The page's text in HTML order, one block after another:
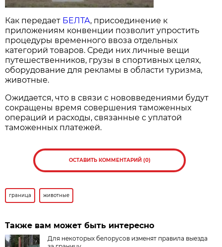
Как передает БЕЛТА, присоединение к
приложениям конвенции позволит упростить
процедуры временного ввоза отдельных
категорий товаров. Среди них личные вещи
путешественников, грузы в спортивных целях,
оборудование для рекламы в области туризма,
животные.
Ожидается, что в связи с нововведениями будут
сокращены время совершения таможенных
операций и расходы, связанные с уплатой
таможенных платежей.
ОСТАВИТЬ КОММЕНТАРИЙ (0)
граница животные
Также вам может быть интересно
Для некоторых белорусов изменят правила выезда